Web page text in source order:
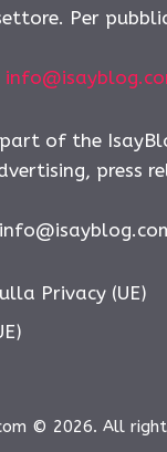
Per
of the
press
Privacy (UE)
© 2026. All